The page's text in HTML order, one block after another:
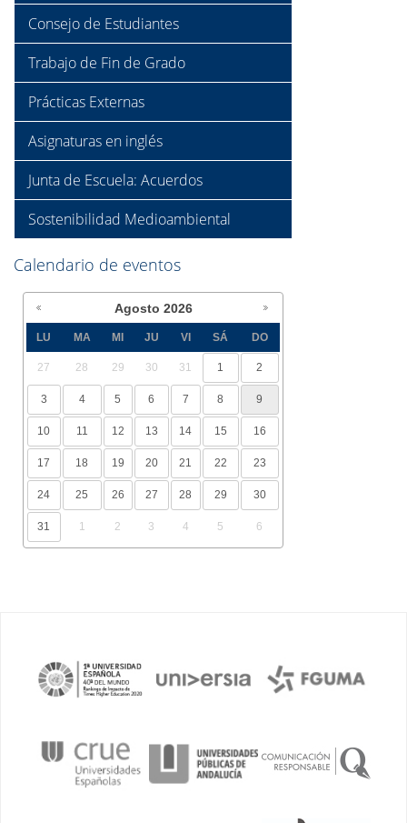
Consejo de Estudiantes
Trabajo de Fin de Grado
Prácticas Externas
Asignaturas en inglés
Junta de Escuela: Acuerdos
Sostenibilidad Medioambiental
Calendario de eventos
Agosto 2026
LU MA MI JU VI SÁ DO
27 28 29 30 31 1 2
3 4 5 6 7 8 9
10 11 12 13 14 15 16
17 18 19 20 21 22 23
24 25 26 27 28 29 30
31 1 2 3 4 5 6